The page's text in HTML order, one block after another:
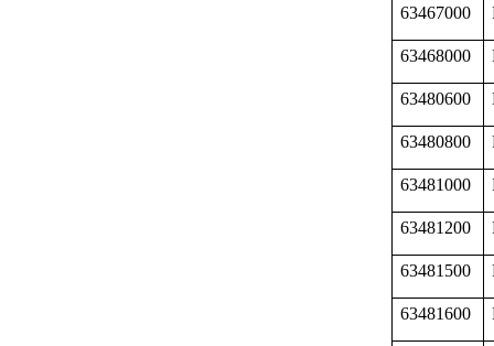
63467000
63468000
63480600
63480800
63481000
63481200
63481500
63481600